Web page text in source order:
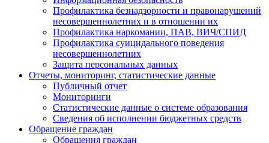
Профилактика безнадзорности и правонарушений
несовершеннолетних и в отношении их
Профилактика наркомании, ПАВ, ВИЧ/СПИД
Профилактика суицидального поведения
несовершеннолетних
Защита персональных данных
Отчеты, мониторинг, статистические данные
Публичный отчет
Мониторинги
Статистические данные о системе образования
Сведения об исполнении бюджетных средств
Обращение граждан
Обращения граждан